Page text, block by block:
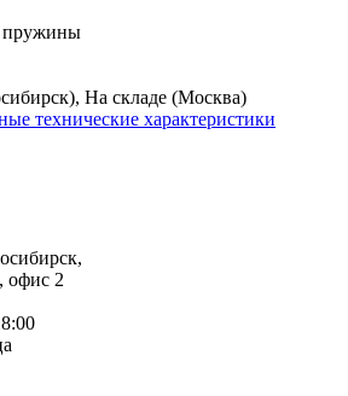
пружины
На складе (Москва)
технические характеристики
офис 2